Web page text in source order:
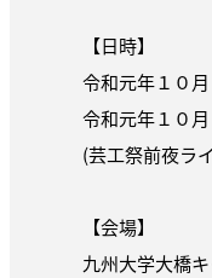
【日時】
令和元年１０
令和元年１０
(芸工祭前夜ラ
【会場】
九州大学大橋